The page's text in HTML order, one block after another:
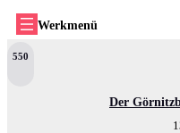
Werkmenü
550
Der